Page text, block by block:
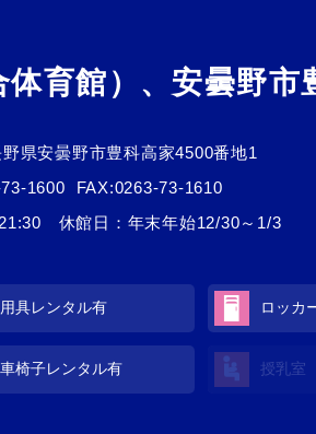
育館）、安曇野市
県安曇野市豊科高家4500番地1
1600
FAX:0263-73-1610
休館日：年末年始12/30～1/3
用具レンタル有 ロッカ
車椅子レンタル有 授乳室